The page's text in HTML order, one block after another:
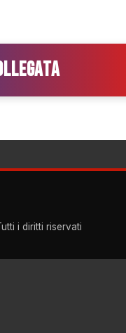
i diritti riservati